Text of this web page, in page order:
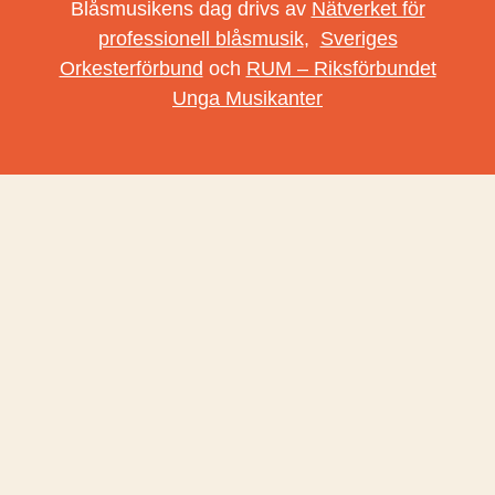
Blåsmusikens dag drivs av Nätverket för
professionell blåsmusik, Sveriges
Orkesterförbund och RUM – Riksförbundet
Unga Musikanter